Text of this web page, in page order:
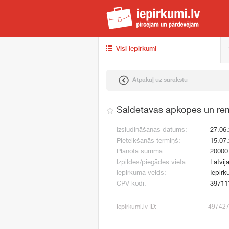
Visi iepirkumi
Atpakaļ uz sarakstu
Saldētavas apkopes un
Izsludināšanas datums:
Pieteikšanās termiņš:
Plānotā summa:
Izpildes/piegādes vieta:
Latvija
Iepirkuma veids:
CPV kodi:
Iepirkumi.lv ID: